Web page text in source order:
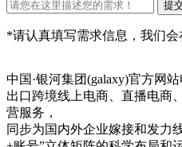
*请认真填写需求信息，我们会
中国·银河集团(galaxy)官方网
出口跨境线上电商、直播电商
营服务，
同步为国内外企业嫁接和发力